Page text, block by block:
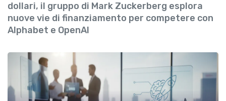
dollari, il gruppo di Mark Zuckerberg esplora
nuove vie di finanziamento per competere con
Alphabet e OpenAI